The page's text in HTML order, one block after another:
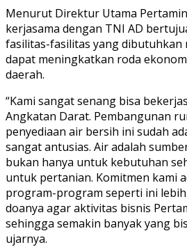
Menurut Direktur Utama
kerjasama dengan TNI AD
fasilitas-fasilitas yang dibutuhkan
dapat meningkatkan roda
daerah.
“Kami sangat senang bisa
Angkatan Darat. Pembangunan
penyediaan air bersih ini sudah
sangat antusias. Air adalah
bukan hanya untuk kebutuhan
untuk pertanian. Komitmen kami
program-program seperti ini
doanya agar aktivitas bisnis
sehingga semakin banyak yang
ujarnya.